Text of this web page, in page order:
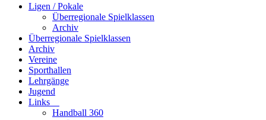
Ligen / Pokale
Überregionale Spielklassen
Archiv
Überregionale Spielklassen
Archiv
Vereine
Sporthallen
Lehrgänge
Jugend
Links
Handball 360